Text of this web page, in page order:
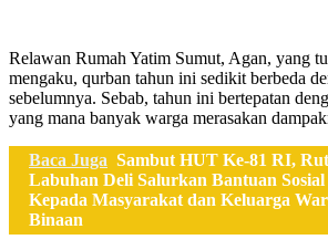
Relawan Rumah Yatim Sumut, Agan, yang
mengaku, qurban tahun ini sedikit berbeda
sebelumnya. Sebab, tahun ini bertepatan
yang mana banyak warga merasakan
Baca Juga Sambut HUT Ke-81 RI,
Labuhan Deli Salurkan Bantuan Sosial
Kepada Masyarakat dan Keluarga
Binaan